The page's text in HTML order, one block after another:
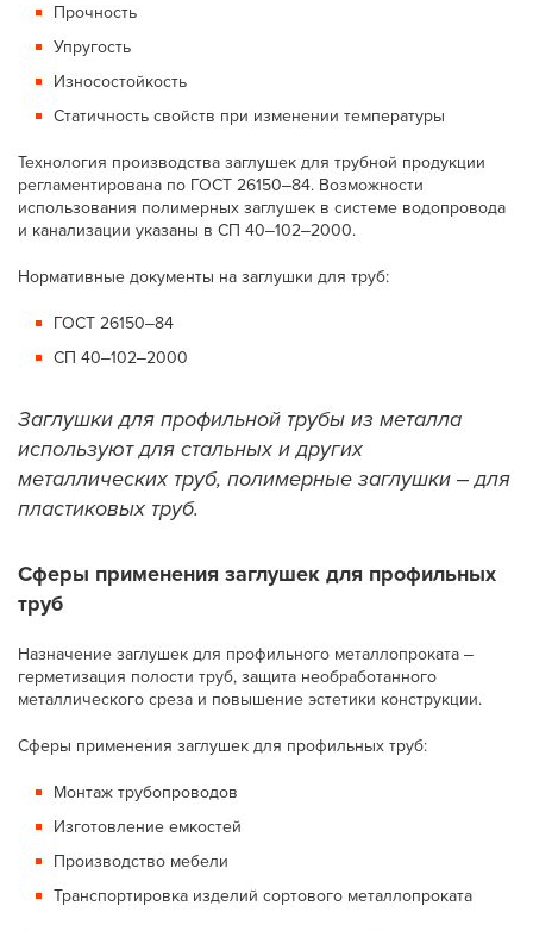
Прочность
Упругость
Износостойкость
Статичность свойств при изменении температуры
Технология производства заглушек для трубной продукции
регламентирована по ГОСТ 26150‒84. Возможности
использования полимерных заглушек в системе водопровода
и канализации указаны в СП 40‒102‒2000.
Нормативные документы на заглушки для труб:
ГОСТ 26150‒84
СП 40‒102‒2000
Заглушки для профильной трубы из металла
используют для стальных и других
металлических труб, полимерные заглушки ‒ для
пластиковых труб.
Сферы применения заглушек для профильных
труб
Назначение заглушек для профильного металлопроката ‒
герметизация полости труб, защита необработанного
металлического среза и повышение эстетики конструкции.
Сферы применения заглушек для профильных труб:
Монтаж трубопроводов
Изготовление емкостей
Производство мебели
Транспортировка изделий сортового металлопроката